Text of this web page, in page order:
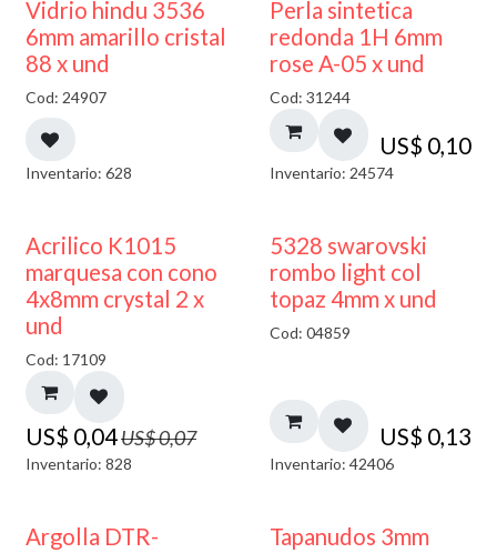
Vidrio hindu 3536
6mm amarillo cristal
88 x und
Cod: 24907
Inventario: 628
Perla sintetica
redonda 1H 6mm
rose A-05 x und
Cod: 31244
US$ 0,10
Inventario: 24574
50% DESCUENTO
Acrilico K1015
marquesa con cono
4x8mm crystal 2 x
und
Cod: 17109
US$ 0,04US$0,07
Inventario: 828
5328 swarovski
rombo light col
topaz 4mm x und
Cod: 04859
US$ 0,13
Inventario: 42406
Argolla DTR-
Tapanudos 3mm